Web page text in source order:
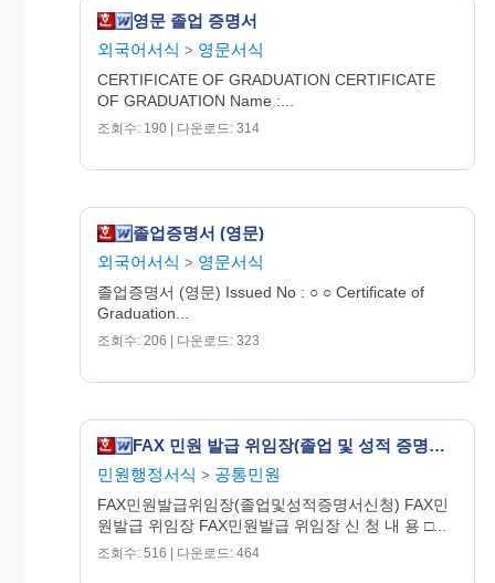
영문 졸업 증명서
외국어서식 > 영문서식
CERTIFICATE OF GRADUATION CERTIFICATE
OF GRADUATION Name :...
조회수: 190 | 다운로드: 314
졸업증명서 (영문)
외국어서식 > 영문서식
졸업증명서 (영문) Issued No : ○ ○ Certificate of
Graduation...
조회수: 206 | 다운로드: 323
FAX 민원 발급 위임장(졸업 및 성적 증명서 신청)
민원행정서식 > 공통민원
FAX민원발급위임장(졸업및성적증명서신청) FAX민
원발급 위임장 FAX민원발급 위임장 신 청 내 용 □...
조회수: 516 | 다운로드: 464